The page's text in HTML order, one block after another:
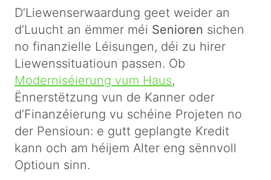
D’Liewenserwaardung geet weider an
d’Luucht an ëmmer méi Senioren sichen
no finanzielle Léisungen, déi zu hirer
Liewenssituatioun passen. Ob
Moderniséierung vum Haus,
Ënnerstëtzung vun de Kanner oder
d’Finanzéierung vu schéine Projeten no
der Pensioun: e gutt geplangte Kredit
kann och am héijem Alter eng sënnvoll
Optioun sinn.